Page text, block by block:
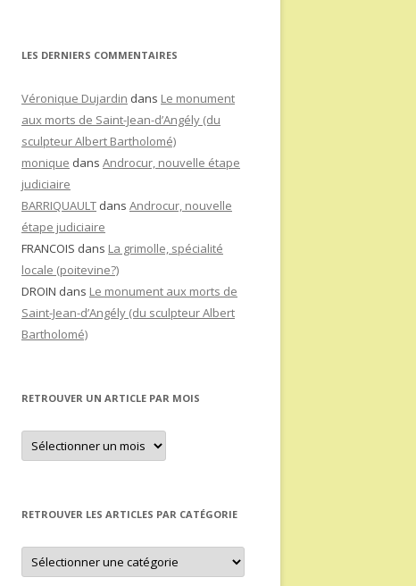
LES DERNIERS COMMENTAIRES
Véronique Dujardin dans Le monument
aux morts de Saint-Jean-d’Angély (du
sculpteur Albert Bartholomé)
monique dans Androcur, nouvelle étape
judiciaire
BARRIQUAULT dans Androcur, nouvelle
étape judiciaire
FRANCOIS dans La grimolle, spécialité
locale (poitevine?)
DROIN dans Le monument aux morts de
Saint-Jean-d’Angély (du sculpteur Albert
Bartholomé)
RETROUVER UN ARTICLE PAR MOIS
Retrouver
un
article
RETROUVER LES ARTICLES PAR CATÉGORIE
Retrouver
les
articles